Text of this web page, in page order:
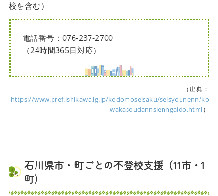
校を含む）
電話番号：076-237-2700
（24時間365日対応）
（出典：
https://www.pref.ishikawa.lg.jp/kodomoseisaku/seisyounenn/ko
wakasoudannsienngaido.html）
石川県市・町ごとの不登校支援（11市・1
町）